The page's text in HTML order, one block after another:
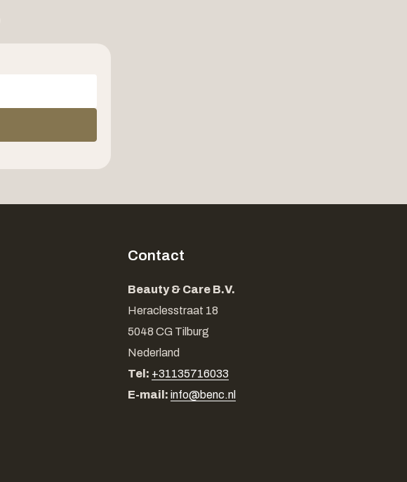
Contact
Beauty & Care B.V.
Heraclesstraat 18
5048 CG Tilburg
Nederland
Tel: +31135716033
E-mail: info@benc.nl